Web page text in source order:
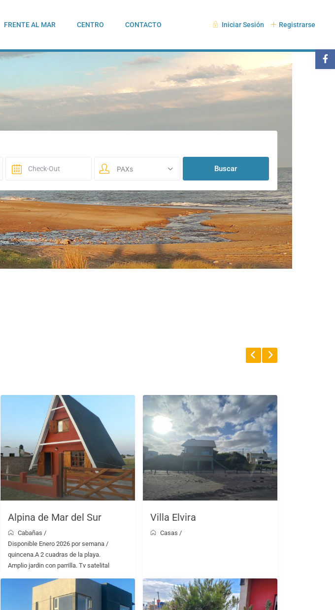
FRENTE AL MAR CENTRO CONTACTO Iniciar Sesión
Registrarse
PAXs
Alpina de Mar del Sur
Cabañas /
Disponible Enero 2026 por semana /
quincena.A 2 cuadras de la playa.
Amplio jardin con parrilla. Tv satelital
Villa Elvira
Casas /